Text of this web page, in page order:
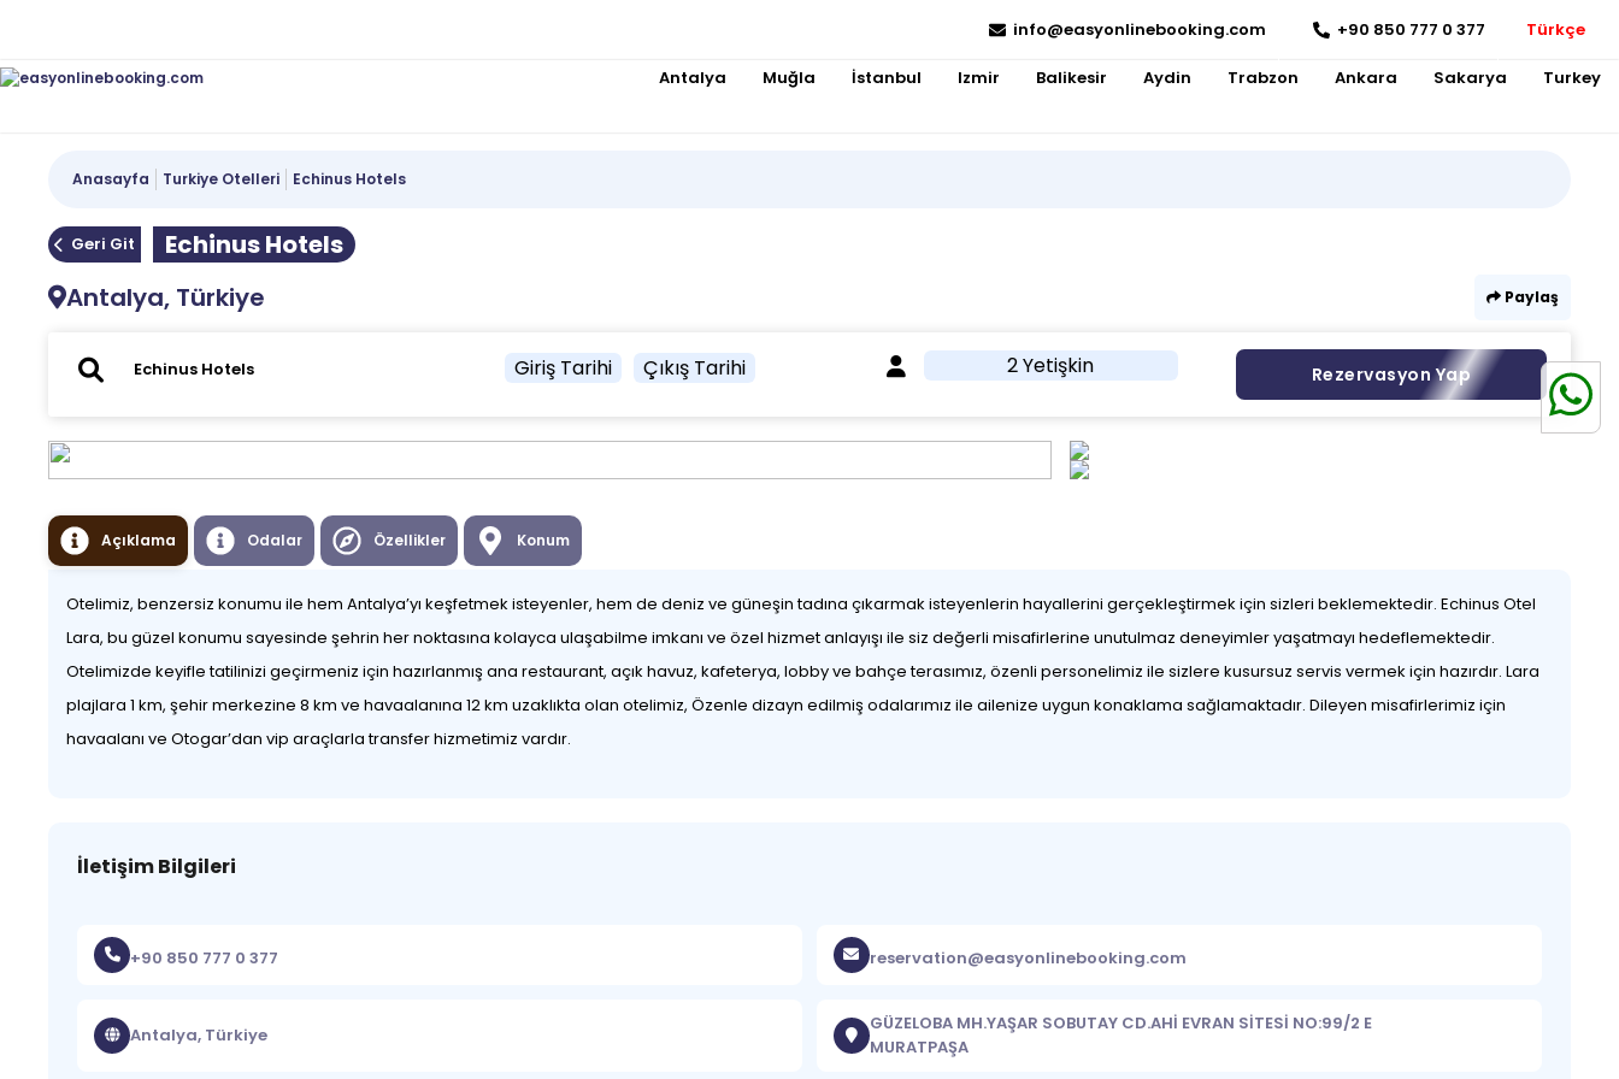
info@easyonlinebooking.com +90 850 777 0 377 Türkçe
Antalya Muğla İstanbul Izmir Balikesir Aydin Trabzon Ankara Sakarya Turkey
Anasayfa Turkiye Otelleri Echinus Hotels
Geri Git
Echinus Hotels
Antalya, Türkiye
Paylaş
Giriş Tarihi Çıkış Tarihi 2 Yetişkin Rezervasyon Yap
Açıklama Odalar Özellikler Konum
Otelimiz, benzersiz konumu ile hem Antalya’yı keşfetmek isteyenler, hem de deniz ve güneşin tadına çıkarmak isteyenlerin hayallerini gerçekleştirmek için sizleri beklemektedir. Echinus Otel
Lara, bu güzel konumu sayesinde şehrin her noktasına kolayca ulaşabilme imkanı ve özel hizmet anlayışı ile siz değerli misafirlerine unutulmaz deneyimler yaşatmayı hedeflemektedir.
Otelimizde keyifle tatilinizi geçirmeniz için hazırlanmış ana restaurant, açık havuz, kafeterya, lobby ve bahçe terasımız, özenli personelimiz ile sizlere kusursuz servis vermek için hazırdır. Lara
plajlara 1 km, şehir merkezine 8 km ve havaalanına 12 km uzaklıkta olan otelimiz, Özenle dizayn edilmiş odalarımız ile ailenize uygun konaklama sağlamaktadır. Dileyen misafirlerimiz için
havaalanı ve Otogar’dan vip araçlarla transfer hizmetimiz vardır.
İletişim Bilgileri
+90 850 777 0 377 reservation@easyonlinebooking.com
Antalya, Türkiye
GÜZELOBA MH.YAŞAR SOBUTAY CD.AHİ EVRAN SİTESİ NO:99/2 E
MURATPAŞA